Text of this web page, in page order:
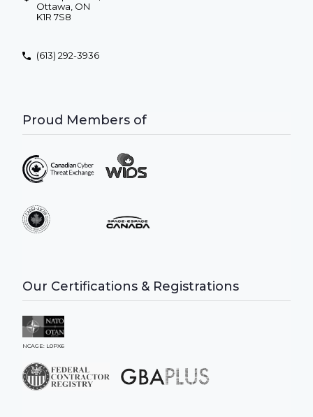
Ottawa, ON
K1R 7S8
(613) 292-3936
Proud Members of
Our Certifications & Registrations
NCAGE: L0PX6